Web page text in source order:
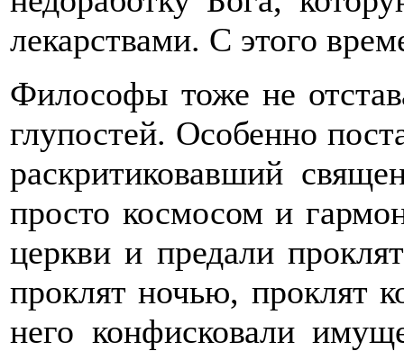
лекарствами. С этого
Философы тоже не
глупостей. Особенно
раскритиковавший
просто космосом и
церкви и предали
проклят ночью, проклят
него конфисковали